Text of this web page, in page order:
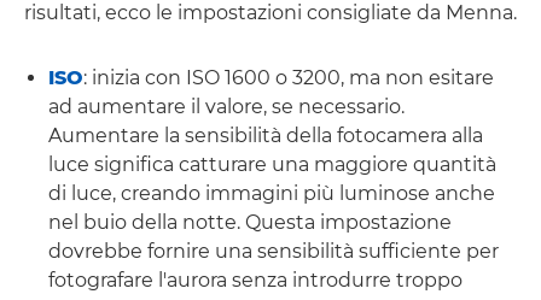
risultati, ecco le impostazioni consigliate da Menna.
ISO: inizia con ISO 1600 o 3200, ma non esitare
ad aumentare il valore, se necessario.
Aumentare la sensibilità della fotocamera alla
luce significa catturare una maggiore quantità
di luce, creando immagini più luminose anche
nel buio della notte. Questa impostazione
dovrebbe fornire una sensibilità sufficiente per
fotografare l'aurora senza introdurre troppo